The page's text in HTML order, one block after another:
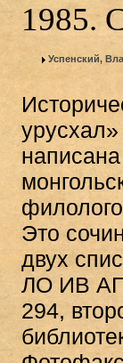
1985.
Успенский,
Это
двух
ЛО ИВ
294,